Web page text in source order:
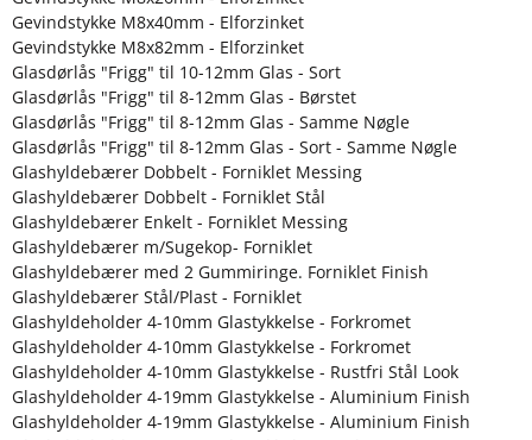
Gevindstykke M8x40mm - Elforzinket
Gevindstykke M8x82mm - Elforzinket
Glasdørlås "Frigg" til 10-12mm Glas - Sort
Glasdørlås "Frigg" til 8-12mm Glas - Børstet
Glasdørlås "Frigg" til 8-12mm Glas - Samme Nøgle
Glasdørlås "Frigg" til 8-12mm Glas - Sort - Samme Nøgle
Glashyldebærer Dobbelt - Forniklet Messing
Glashyldebærer Dobbelt - Forniklet Stål
Glashyldebærer Enkelt - Forniklet Messing
Glashyldebærer m/Sugekop- Forniklet
Glashyldebærer med 2 Gummiringe. Forniklet Finish
Glashyldebærer Stål/Plast - Forniklet
Glashyldeholder 4-10mm Glastykkelse - Forkromet
Glashyldeholder 4-10mm Glastykkelse - Forkromet
Glashyldeholder 4-10mm Glastykkelse - Rustfri Stål Look
Glashyldeholder 4-19mm Glastykkelse - Aluminium Finish
Glashyldeholder 4-19mm Glastykkelse - Aluminium Finish